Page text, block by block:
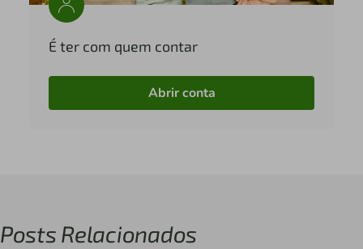
É ter com quem contar
Abrir conta
Posts Relacionados